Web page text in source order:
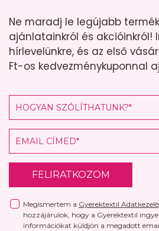
Ne maradj le legújabb
ajánlatainkról és akcióinkról!
hírlevelünkre, és az első
Ft-os kedvezménykuponnal
FELIRATKOZOM
Megismertem a Gyerektextil
hozzájárulok, hogy a Gyerektextil
információkat küldjön a megadott